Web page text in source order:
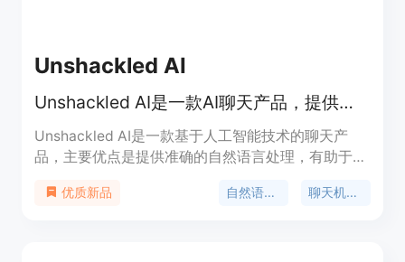
Unshackled AI
Unshackled AI是一款AI聊天产品，提供强大的自然语言处理功能。
Unshackled AI是一款基于人工智能技术的聊天产
品，主要优点是提供准确的自然语言处理，有助于用
收取费用。
优质新品 自然语言处理 聊天机器人